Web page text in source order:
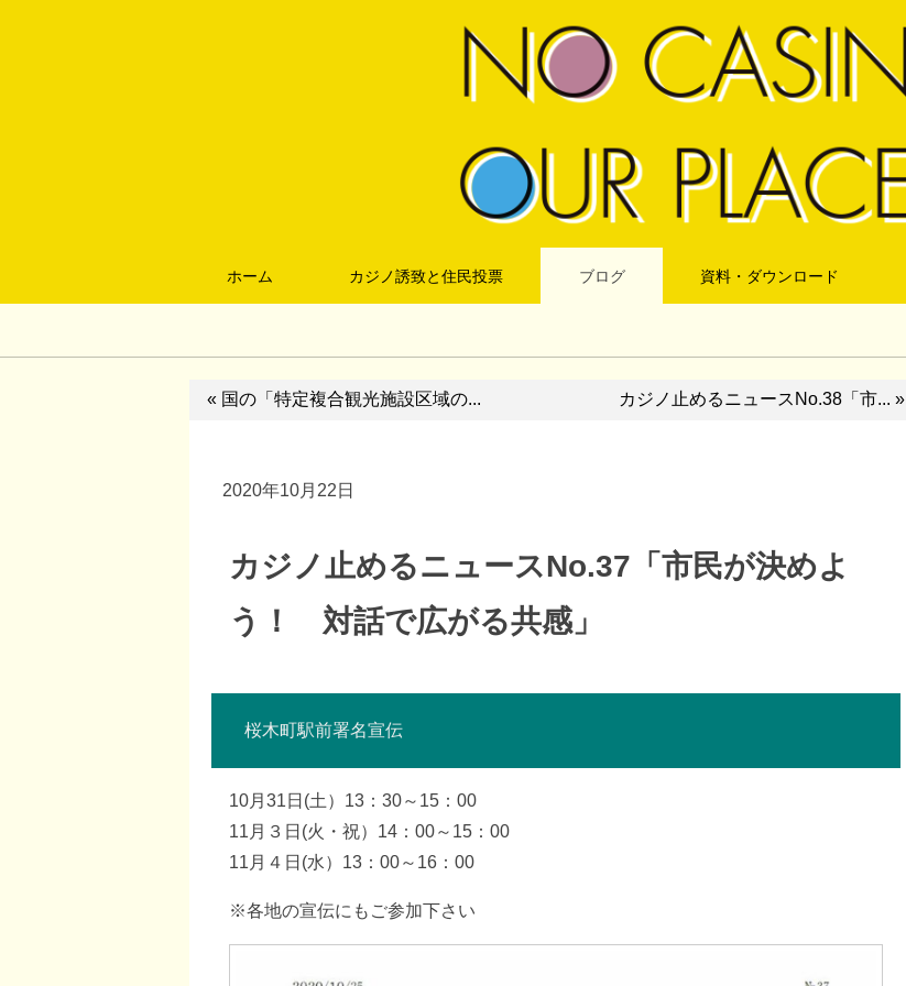
ホーム カジノ誘致と住民投票 ブログ 資料・ダウンロード
« 国の「特定複合観光施設区域の... カジノ止めるニュースNo.38「市... »
2020年10月22日
カジノ止めるニュースNo.37「市民が決めよ
う！ 対話で広がる共感」
桜木町駅前署名宣伝
10月31日(土）13：30～15：00
11月３日(火・祝）14：00～15：00
11月４日(水）13：00～16：00
※各地の宣伝にもご参加下さい